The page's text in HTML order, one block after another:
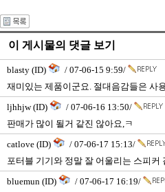
이 게시물의 댓글 보기
blasty (ID)
/ 07-06-15 9:59/
재미있는 제품이군요. 절대음감들은 사
ljhhjw (ID)
/ 07-06-16 13:50/
판매가 많이 될거 같진 않아요,ㅋ
catlove (ID)
/ 07-06-17 15:13/
포터블 기기와 정말 잘 어울리는 스피커
bluemun (ID)
/ 07-06-17 16:19/